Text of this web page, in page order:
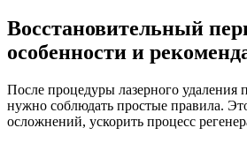
Восстановительный
особенности и
После процедуры лазерного удаления
нужно соблюдать простые правила.
осложнений, ускорить процесс